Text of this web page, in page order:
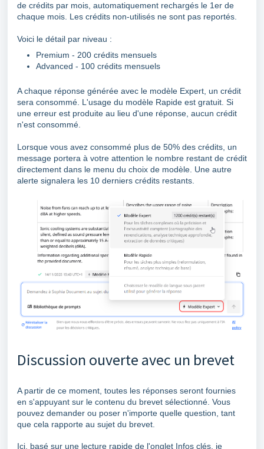
de crédits par mois, automatiquement rechargés le 1er de
chaque mois. Les crédits non-utilisés ne sont pas reportés.
Voici le détail par niveau :
Premium - 200 crédits mensuels
Advanced - 100 crédits mensuels
A chaque réponse générée avec le modèle Expert, un crédit
sera consommé. L'usage du modèle Rapide est gratuit. Si
une erreur est produite au lieu d'une réponse, aucun crédit
n'est consommé.
Lorsque vous avez consommé plus de 50% des crédits, un
message portera à votre attention le nombre restant de crédit
directement dans le menu du choix de modèle. Une autre
alerte signalera les 10 derniers crédits restants.
Discussion ouverte avec un brevet
A partir de ce moment, toutes les réponses seront fournies
en s'appuyant sur le contenu du brevet sélectionné. Vous
pouvez demander ou poser n'importe quelle question, tant
que cela rapporte au sujet du brevet.
Ici, basé sur une lecture rapide de l'onglet Infos clés, je